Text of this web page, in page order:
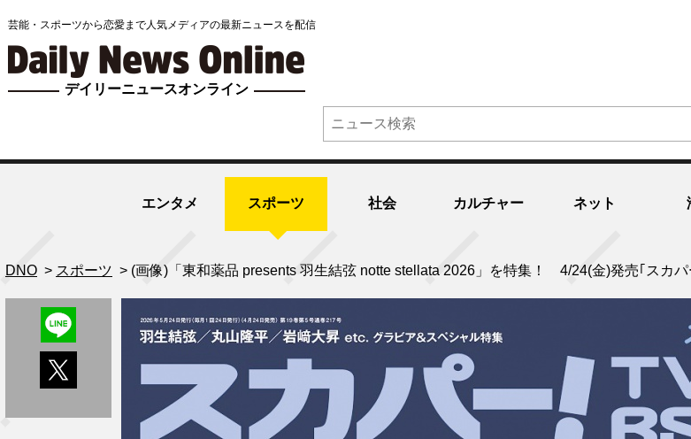
芸能・スポーツから恋愛まで人気メディアの最新ニュースを配信
デイリーニュースオンライン
エンタメ スポーツ 社会 カルチャー ネット
DNO > スポーツ > (画像)「東和薬品 presents 羽生結弦 notte stellata 2026」を特集！ 4/24(金)発売｢スカ